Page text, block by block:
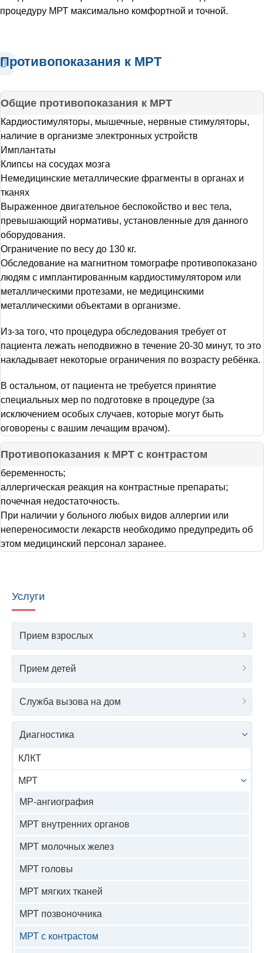
Услуги
Прием взрослых
Прием детей
Служба вызова на дом
Диагностика
КЛКТ
МРТ
МР-ангиография
МРТ внутренних органов
МРТ молочных желез
МРТ головы
МРТ мягких тканей
МРТ позвоночника
МРТ с контрастом
процедуру МРТ максимально комфортной и точной.
Противопоказания к МРТ
Общие противопоказания к МРТ
Кардиостимуляторы, мышечные, нервные стимуляторы,
наличие в организме электронных устройств
Имплантаты
Клипсы на сосудах мозга
Немедицинские металлические фрагменты в органах и
тканях
Выраженное двигательное беспокойство и вес тела,
превышающий нормативы, установленные для данного
оборудования.
Ограничение по весу до 130 кг.
Обследование на магнитном томографе противопоказано
людям с имплантированным кардиостимулятором или
металлическими протезами, не медицинскими
металлическими объектами в организме.
Из-за того, что процедура обследования требует от
пациента лежать неподвижно в течение 20-30 минут, то это
накладывает некоторые ограничения по возрасту ребёнка.
В остальном, от пациента не требуется принятие
специальных мер по подготовке в процедуре (за
исключением особых случаев, которые могут быть
оговорены с вашим лечащим врачом).
Противопоказания к МРТ с контрастом
беременность;
аллергическая реакция на контрастные препараты;
почечная недостаточность.
При наличии у больного любых видов аллергии или
непереносимости лекарств необходимо предупредить об
этом медицинский персонал заранее.